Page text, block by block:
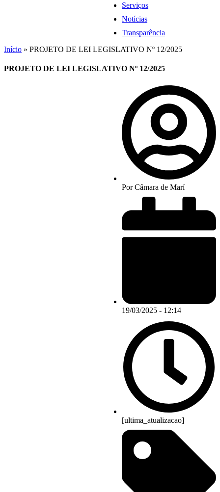
Serviços
Notícias
Transparência
Início » PROJETO DE LEI LEGISLATIVO Nº 12/2025
PROJETO DE LEI LEGISLATIVO Nº 12/2025
PorCâmara de Marí
19/03/2025 - 12:14
[ultima_atualizacao]